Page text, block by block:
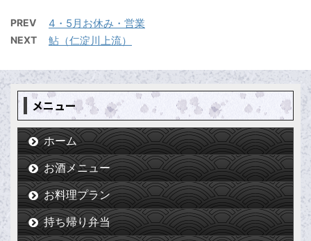
PREV 4・5月お休み・営業
NEXT 鮎（仁淀川上流）
メニュー
ホーム
お酒メニュー
お料理プラン
持ち帰り弁当